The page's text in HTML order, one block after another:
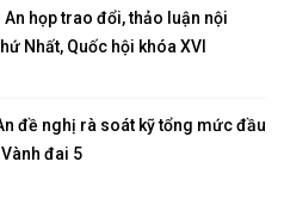
họp trao đổi, thảo luận nội
Nhất, Quốc hội khóa XVI
đề nghị rà soát kỹ tổng mức đầu
đai 5